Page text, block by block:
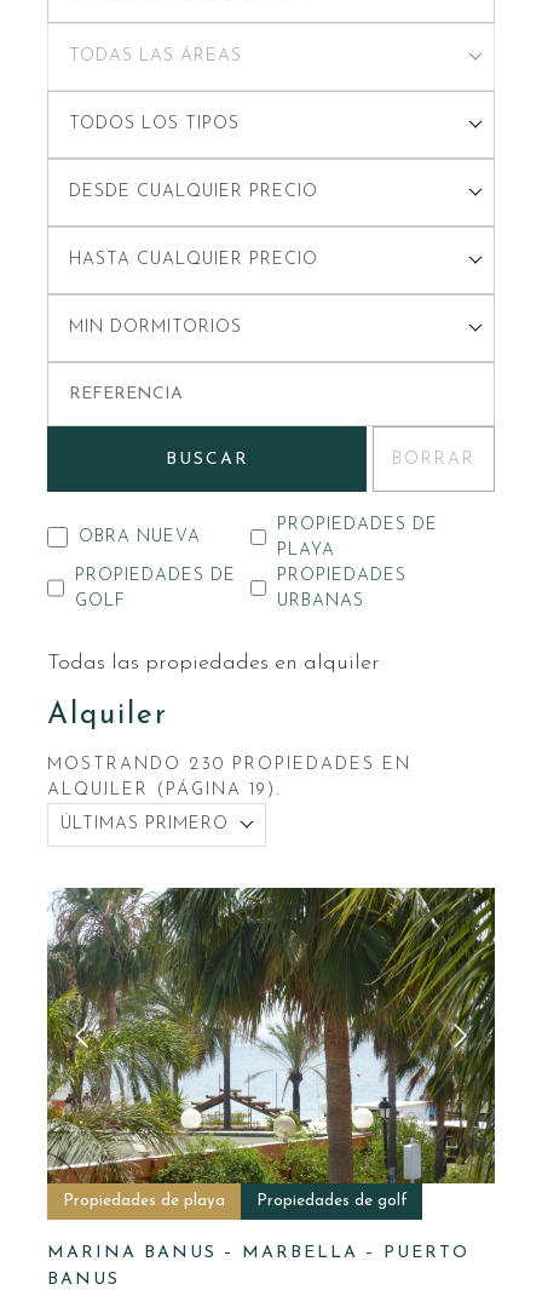
TODAS LAS ÁREAS
DESDE CUALQUIER PRECIO
HASTA CUALQUIER PRECIO
TODOS LOS TIPOS
MIN DORMITORIOS
BUSCAR BORRAR
OBRA NUEVA
PROPIEDADES DE
PLAYA
PROPIEDADES DE
GOLF
PROPIEDADES
URBANAS
Todas las propiedades en alquiler
Alquiler
MOSTRANDO 230 PROPIEDADES EN
ALQUILER (PÁGINA 19).
ÚLTIMAS PRIMERO
Propiedades de playa Propiedades de golf
MARINA BANUS – MARBELLA – PUERTO
BANUS